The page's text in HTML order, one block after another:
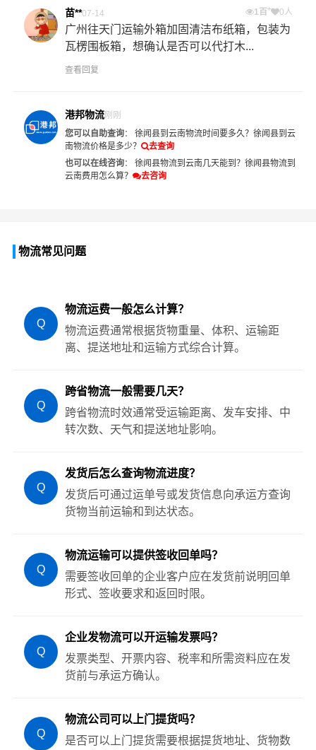
苗**07-14 1百+ 0人
广州往天门运输外箱加固清洁布纸箱，包装为
瓦楞围板箱，想确认是否可以代打木...
查看回复
港邦物流刚刚
您可以自助查询： 徐闻县到云南物流时间要多久？ 徐闻县到云
南物流价格是多少？
去查询
也可以在线咨询： 徐闻县物流到云南几天能到？ 徐闻县物流到
云南费用怎么算？
去咨询
物流常见问题
Q
物流运费一般怎么计算？
物流运费通常根据货物重量、体积、运输距
离、提送地址和运输方式综合计算。
Q
跨省物流一般需要几天？
跨省物流时效通常受运输距离、发车安排、中
转次数、天气和提送地址影响。
Q
发货后怎么查询物流进度？
发货后可通过运单号或发货信息向承运方查询
货物当前运输和到达状态。
Q
物流运输可以提供签收回单吗？
需要签收回单的企业客户应在发货前说明回单
形式、签收要求和返回时限。
Q
企业发物流可以开运输发票吗？
发票类型、开票内容、税率和所需资料应在发
货前与承运方确认。
Q
物流公司可以上门提货吗？
是否可以上门提货需要根据提货地址、货物数